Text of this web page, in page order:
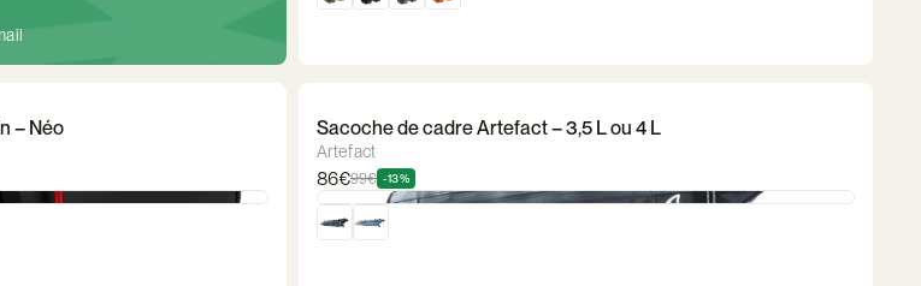
– Néo Sacoche de cadre Artefact – 3,5 L ou 4 L
Artefact
86€99€ -13%